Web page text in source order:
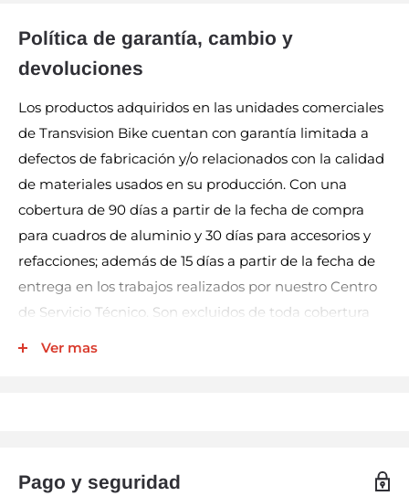
Política de garantía, cambio y
devoluciones
Los productos adquiridos en las unidades comerciales
de Transvision Bike cuentan con garantía limitada a
defectos de fabricación y/o relacionados con la calidad
de materiales usados en su producción. Con una
cobertura de 90 días a partir de la fecha de compra
para cuadros de aluminio y 30 días para accesorios y
refacciones; además de 15 días a partir de la fecha de
entrega en los trabajos realizados por nuestro Centro
de Servicio Técnico. Son excluidos de toda cobertura
transportación derivados del cumplimiento de este
Ver mas
Pago y seguridad